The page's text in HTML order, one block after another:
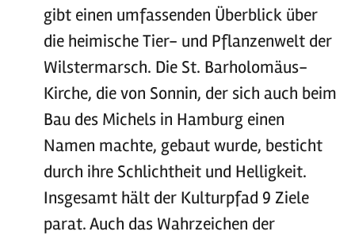
gibt einen umfassenden Überblick über
die heimische Tier- und Pflanzenwelt der
Wilstermarsch. Die St. Barholomäus-
Kirche, die von Sonnin, der sich auch beim
Bau des Michels in Hamburg einen
Namen machte, gebaut wurde, besticht
durch ihre Schlichtheit und Helligkeit.
Insgesamt hält der Kulturpfad 9 Ziele
parat. Auch das Wahrzeichen der